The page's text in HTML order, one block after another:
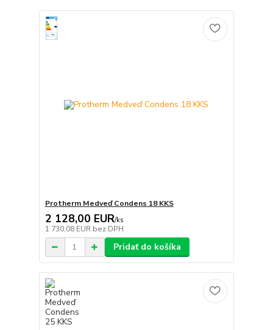
Protherm Medveď Condens 18 KKS
2 128,00 EUR/ks
1 730,08 EUR bez DPH
Pridať do košíka